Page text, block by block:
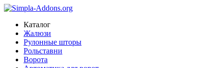
Каталог
Жалюзи
Рулонные шторы
Рольставни
Ворота